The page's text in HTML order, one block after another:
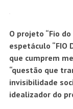
O projeto “Fio
espetáculo “FIO
que cumprem
“questão que
invisibilidade
idealizador do